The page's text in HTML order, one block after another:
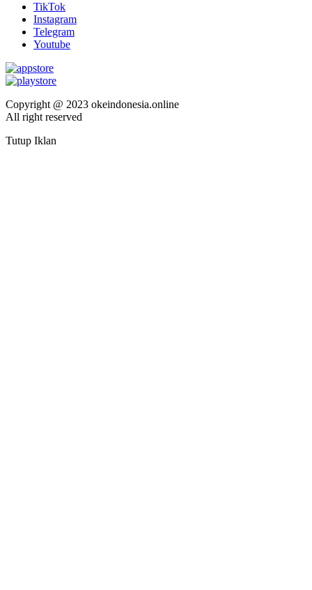
TikTok
Instagram
Telegram
Youtube
Copyright @ 2023 okeindonesia.online
All right reserved
Tutup Iklan